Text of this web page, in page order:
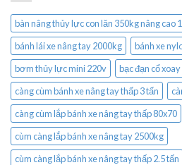
bàn nâng thủy lực con lăn 350kg nâng cao
bánh lái xe nâng tay 2000kg
bánh xe
bơm thủy lực mini 220v
bạc đạn cổ
càng cùm bánh xe nâng tay thấp 3 tấn
càng cùm lắp bánh xe nâng tay thấp 80x70
cùm càng lắp bánh xe nâng tay 2500kg
cùm càng lắp bánh xe nâng tay thấp 2.5 tấn